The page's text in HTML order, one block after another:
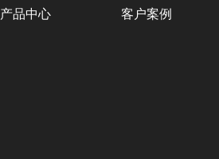
产品中心 客户案例